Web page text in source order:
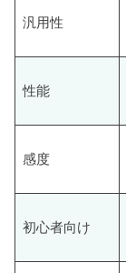
汎用性
性能
感度
初心者向け